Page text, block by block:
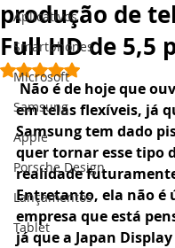
Aplicativos
Smartphones
Microsoft
Samsung
Apple
Porsche Design
Lançamentos
Tablet
produção de
Full HD de 5,5
Avaliado com NaN de
Não é de hoje que
em telas flexíveis, já
Samsung tem dado
quer tornar esse tipo
realidade
Entretanto, ela não é
empresa que está
já que a Japan